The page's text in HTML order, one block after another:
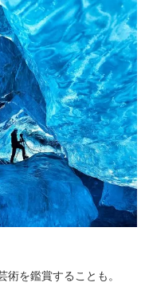
術を鑑賞することも。